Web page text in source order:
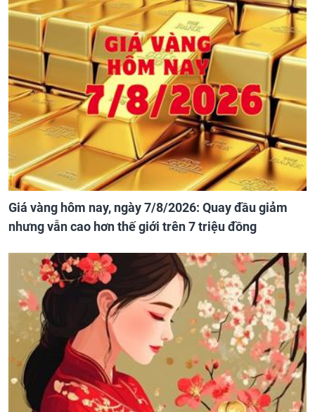
Giá vàng hôm nay, ngày 7/8/2026: Quay đầu giảm
nhưng vẫn cao hơn thế giới trên 7 triệu đồng